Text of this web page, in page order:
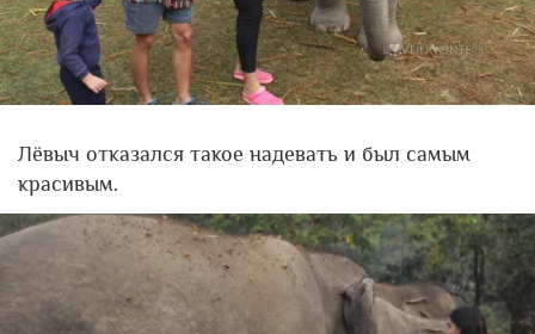
Лёвыч отказался такое надевать и был самым
красивым.